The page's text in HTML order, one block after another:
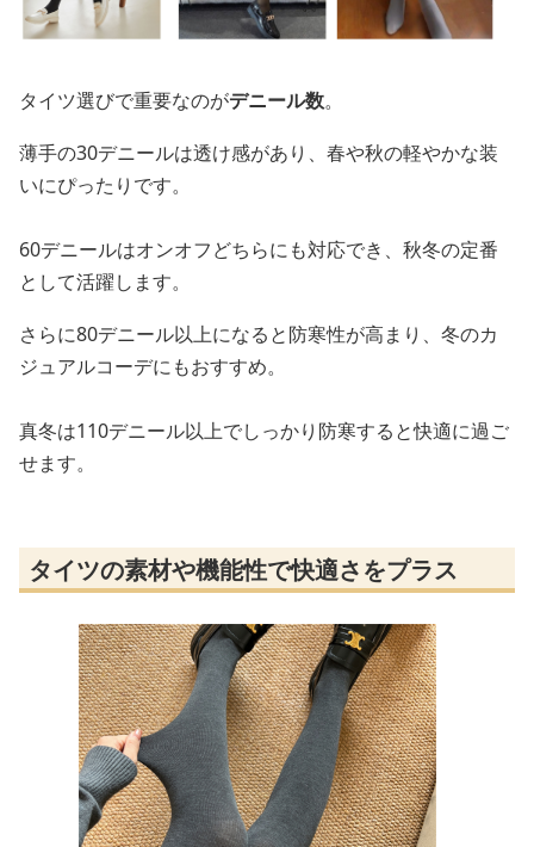
タイツ選びで重要なのがデニール数。
薄手の30デニールは透け感があり、春や秋の軽やかな装
いにぴったりです。
60デニールはオンオフどちらにも対応でき、秋冬の定番
として活躍します。
さらに80デニール以上になると防寒性が高まり、冬のカ
ジュアルコーデにもおすすめ。
真冬は110デニール以上でしっかり防寒すると快適に過ご
せます。
タイツの素材や機能性で快適さをプラス